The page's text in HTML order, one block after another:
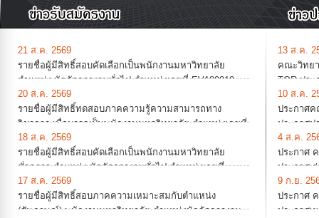
21 ส.ค. 2569
รายชื่อผู้มีสิทธิ์สอบคัดเลือกเป็นพนักงานมหาวิทยาลัย
ตำแหน่ง นักจัดการงานทั่วไป ตำแหน่งเลขที่ EV180019
สังกัดภาควิชาชีววิทยา
20 ส.ค. 2569
รายชื่อผู้มีสิทธิ์ทดสอบภาคความรู้ความสามารถทาง
วิชาการ เพื่อบรรจุเป็นพนักงานมหาวิทยาลัย ตำแหน่งเลขที่
EV180010 ตำแหน่งอาจารย์ สังกัดคณะวิทยาศาสตร์ ปฏิบัติ
งานที่ศูนย์วิจัยวิทยาศาสตร์สิ่งแวดล้อม
18 ส.ค. 2569
รายชื่อผู้มีสิทธิ์สอบคัดเลือกเป็นพนักงานมหาวิทยาลัย
ชั่วคราว ตำแหน่ง นักจัดการงานทั่วไป ตำแหน่งเลขที่
S4180063 สังกัดงานบริหารงานวิจัย บริการวิชาการและ
วิเทศสัมพันธ์
17 ส.ค. 2569
รายชื่อผู้มีสิทธิ์สอบภาคความเหมาะสมกับตำแหน่ง
(สัมภาษณ์) พนักงานมหาวิทยาลัย ตำแหน่งนักจัดการงาน
13 ส.ค.
คณะวิทยา
TOR ปร
ที่นั่ง จำน
bidding)
10 ส.ค.
ประกาศค
ประกาศป
ชีววิทยา
2570 จำ
(e-
4 ส.ค.
ประกาศ
ประกาศ
อาคาร
ที่ 30 กันย
ราคาอิเล็
9 ก.ย.
ประกาศ
ประกาศเ